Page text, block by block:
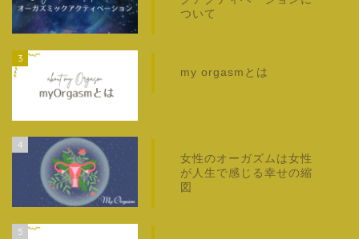
ついて
3
my orgasmとは
4
女性のオーガズムは女性
が人生で感じる幸せの縮
図
5